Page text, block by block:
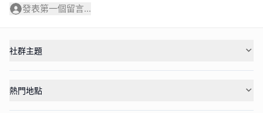
發表第一個留言...
社群主題
熱門地點